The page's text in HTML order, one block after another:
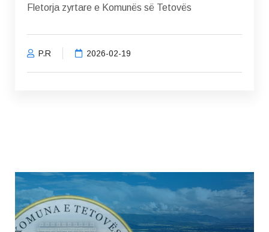
Fletorja zyrtare e Komunës së Tetovës
P.R 2026-02-19